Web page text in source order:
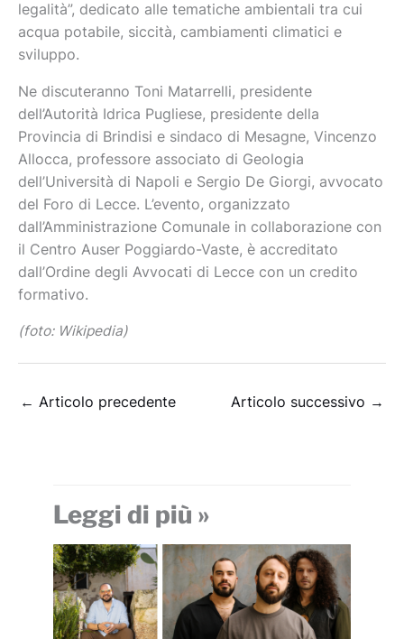
legalità”, dedicato alle tematiche ambientali tra cui
acqua potabile, siccità, cambiamenti climatici e
sviluppo.
Ne discuteranno Toni Matarrelli, presidente
dell’Autorità Idrica Pugliese, presidente della
Provincia di Brindisi e sindaco di Mesagne, Vincenzo
Allocca, professore associato di Geologia
dell’Università di Napoli e Sergio De Giorgi, avvocato
del Foro di Lecce. L’evento, organizzato
dall’Amministrazione Comunale in collaborazione con
il Centro Auser Poggiardo-Vaste, è accreditato
dall’Ordine degli Avvocati di Lecce con un credito
formativo.
(foto: Wikipedia)
← Articolo precedente Articolo successivo →
Leggi di più »